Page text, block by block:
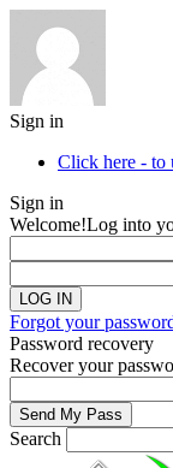
Sign in
Click here - to
Sign in
Welcome!Log into
Forgot your
Password recovery
Recover your
Search